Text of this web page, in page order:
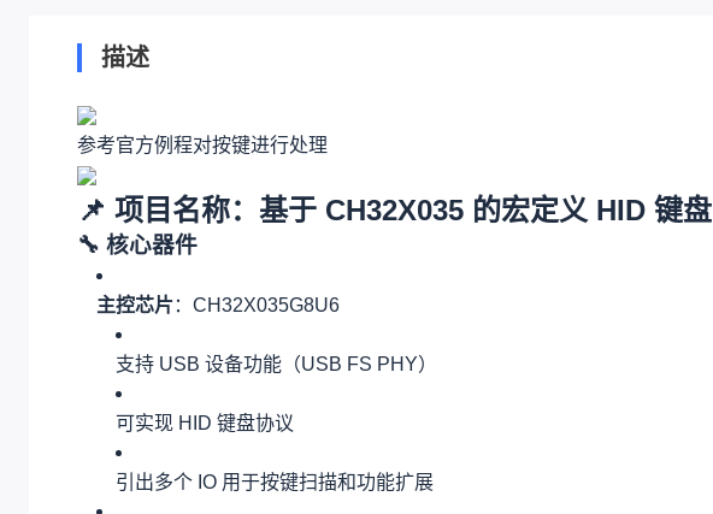
描述
参考官方例程对按键进行处理
📌 项目名称：基于 CH32X035 的宏定义 HID 键盘
🔧 核心器件
主控芯片：CH32X035G8U6
支持 USB 设备功能（USB FS PHY）
可实现 HID 键盘协议
引出多个 IO 用于按键扫描和功能扩展